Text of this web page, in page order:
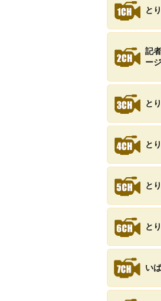
と
記
ージ
と
と
と
と
い